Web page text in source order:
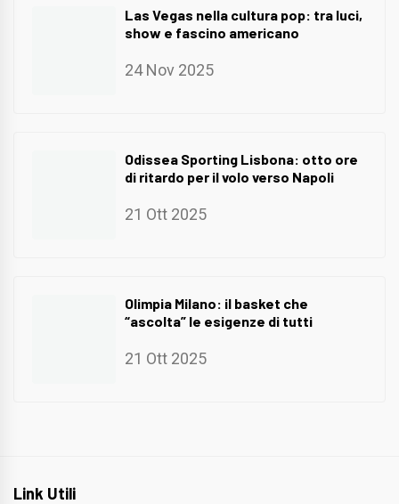
Las Vegas nella cultura pop: tra luci,
show e fascino americano
24 Nov 2025
Odissea Sporting Lisbona: otto ore
di ritardo per il volo verso Napoli
21 Ott 2025
Olimpia Milano: il basket che
“ascolta” le esigenze di tutti
21 Ott 2025
Link Utili